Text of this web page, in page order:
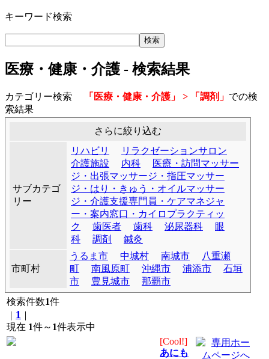
キーワード検索
医療・健康・介護 - 検索結果
カテゴリー検索 「医療・健康・介護」 > 「調剤」 での検
索結果
さらに絞り込む
サブカテゴ
リー
リハビリ
リラクゼーションサロン
介護施設
内科
医療・訪問マッサー
ジ・出張マッサージ・指圧マッサー
ジ・はり・きゅう・オイルマッサー
ジ・介護支援専門員・ケアマネジャ
ー・案内窓口・カイロプラクティッ
ク
歯医者 歯科 泌尿器科
眼
科
調剤 鍼灸
市町村
うるま市 中城村 南城市
八重瀬
町
南風原町 沖縄市 浦添市
石垣
市
豊見城市
那覇市
検索件数1件
1
現在 1件～ 1件表示中
[Cool!]
あにも